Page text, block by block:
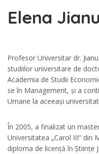
Elena Jianu
Profesor Universitar dr.
studiilor universitare de
Academia de Studii
se în Management, și a
Umane la aceeași
În 2005, a finalizat un
Universitatea „Carol III” din
diploma de licență în Științe